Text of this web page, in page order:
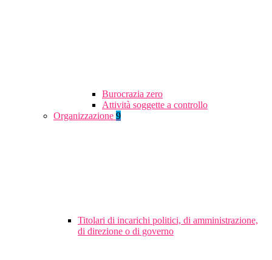
Burocrazia zero
Attività soggette a controllo
Organizzazione 9
Titolari di incarichi politici, di amministrazione,
di direzione o di governo